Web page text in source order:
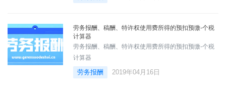
劳务报酬、稿酬、特许权使用费所得的预扣预缴-个税
计算器
劳务报酬、稿酬、特许权使用费所得的预扣预缴-个税
计算器
劳务报酬 2019年04月16日